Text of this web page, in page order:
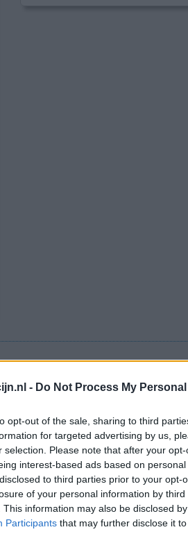
- Do Not Process My
opt-out of the sale, sharing to third
for targeted advertising by us,
selection. Please note that after your
interest-based ads based on
to third parties prior to your opt-
of your personal information by third
This information may also be disclosed
Participants that may further disclose it
staat
strijd tegen chronische pijn
zware, verslavende pijnstillers
die zijn gemaakt van de
dempen. Nieuwe cijfers van de